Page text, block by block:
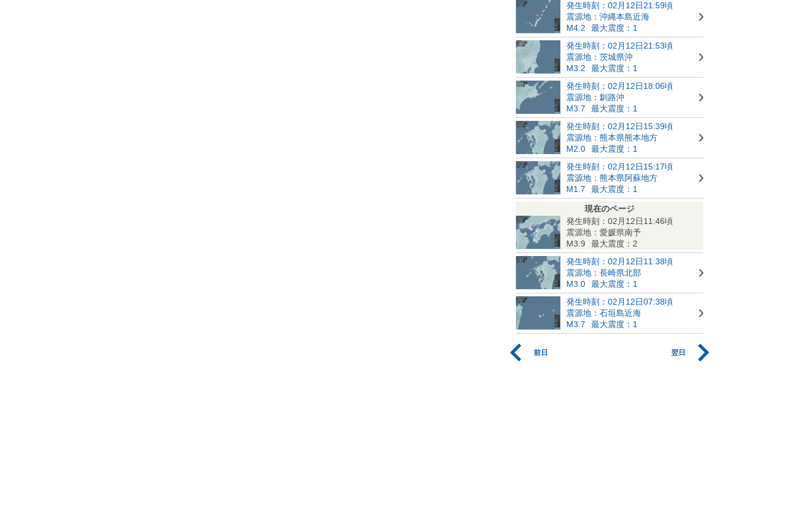
発生時刻：02月12日21:59頃
震源地：沖縄本島近海
M4.2
最大震度：1
発生時刻：02月12日21:53頃
震源地：茨城県沖
M3.2
最大震度：1
発生時刻：02月12日18:06頃
震源地：釧路沖
M3.7
最大震度：1
発生時刻：02月12日15:39頃
震源地：熊本県熊本地方
M2.0
最大震度：1
発生時刻：02月12日15:17頃
震源地：熊本県阿蘇地方
M1.7
最大震度：1
現在のページ
発生時刻：02月12日11:46頃
震源地：愛媛県南予
M3.9
最大震度：2
発生時刻：02月12日11:38頃
震源地：長崎県北部
M3.0
最大震度：1
発生時刻：02月12日07:38頃
震源地：石垣島近海
M3.7
最大震度：1
前日 翌日